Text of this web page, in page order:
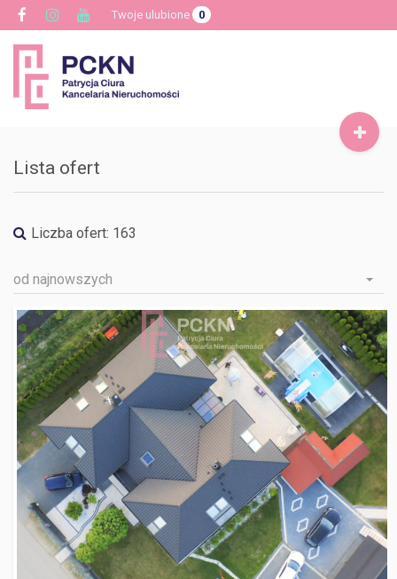
Twoje ulubione 0
Lista ofert
Liczba ofert: 163
od najnowszych
WROCŁAW